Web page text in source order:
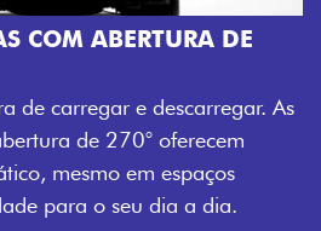
Mais versatilidade para o seu
abertura da porta lateral do
trabalho mais eficiente, onde